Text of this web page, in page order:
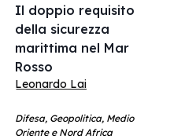
Il doppio requisito
della sicurezza
marittima nel Mar
Rosso
Leonardo Lai
Difesa, Geopolitica, Medio
Oriente e Nord Africa